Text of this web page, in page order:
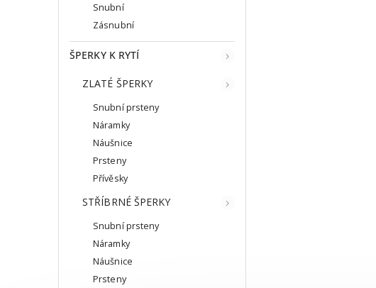
Snubní
Zásnubní
ŠPERKY K RYTÍ
ZLATÉ ŠPERKY
Snubní prsteny
Náramky
Náušnice
Prsteny
Přívěsky
STŘÍBRNÉ ŠPERKY
Snubní prsteny
Náramky
Náušnice
Prsteny